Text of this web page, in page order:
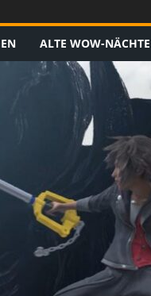
ALTE WOW-NÄCHTE